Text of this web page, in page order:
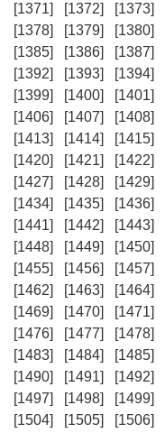
[1371]
[1372] [1373]
[1378]
[1379] [1380]
[1385]
[1386] [1387]
[1392]
[1393] [1394]
[1399]
[1400] [1401]
[1406]
[1407] [1408]
[1413]
[1414] [1415]
[1420]
[1421] [1422]
[1427]
[1428] [1429]
[1434]
[1435] [1436]
[1441]
[1442] [1443]
[1448]
[1449] [1450]
[1455]
[1456] [1457]
[1462]
[1463] [1464]
[1469]
[1470] [1471]
[1476]
[1477] [1478]
[1483]
[1484] [1485]
[1490]
[1491] [1492]
[1497]
[1498] [1499]
[1504]
[1505] [1506]